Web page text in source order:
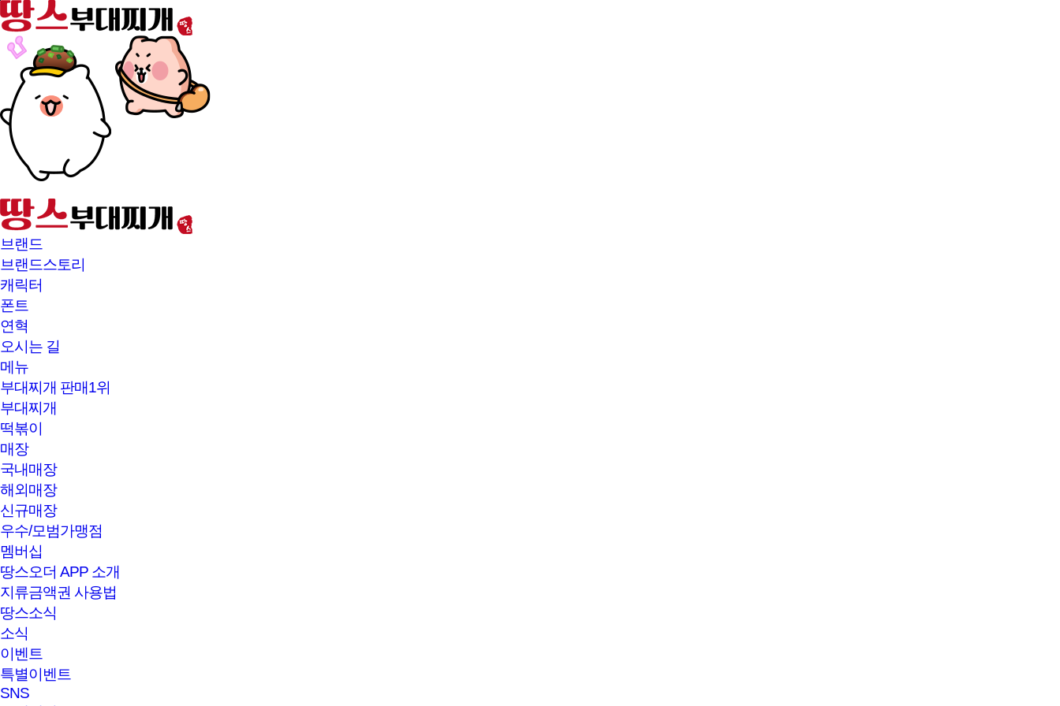
본문바로가기
브랜드
브랜드스토리
캐릭터
폰트
연혁
오시는 길
메뉴
부대찌개 판매1위
부대찌개
떡볶이
매장
국내매장
해외매장
신규매장
우수/모범가맹점
멤버십
땅스오더 APP 소개
지류금액권 사용법
땅스소식
소식
이벤트
특별이벤트
SNS